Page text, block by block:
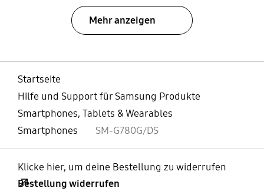
Mehr anzeigen
Startseite
Hilfe und Support für Samsung Produkte
Smartphones, Tablets & Wearables
Smartphones
SM-G780G/DS
Klicke hier, um deine Bestellung zu widerrufen
Bestellung widerrufen